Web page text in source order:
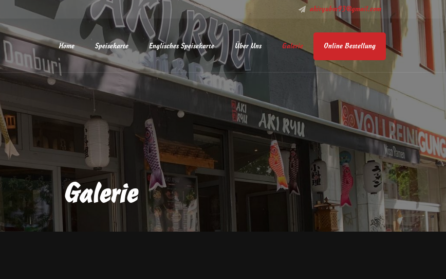
akiryubm93@gmail.com
Home Speisekarte Englisches Speisekarte Über Uns Galerie Online Bestellung
Galerie